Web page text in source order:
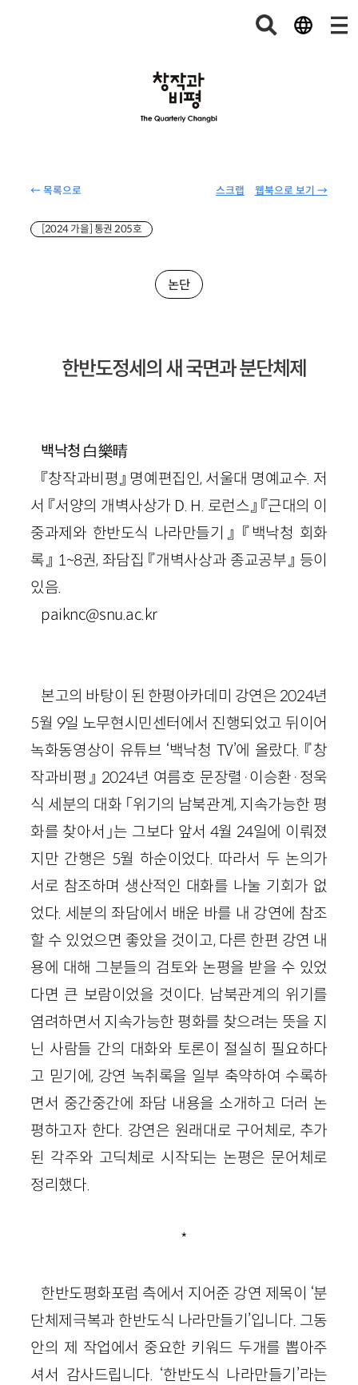
← 목록으로 웹북으로 보기 →
스크랩
[2024 가을] 통권 205호
논단
한반도정세의 새 국면과 분단체제
백낙청 白樂晴
『창작과비평』 명예편집인, 서울대 명예교수. 저
서 『서양의 개벽사상가 D. H. 로런스』 『근대의 이
중과제와 한반도식 나라만들기』 『백낙청 회화
록』 1~8권, 좌담집 『개벽사상과 종교공부』 등이
있음.
paiknc@snu.ac.kr
본고의 바탕이 된 한평아카데미 강연은 2024년
5월 9일 노무현시민센터에서 진행되었고 뒤이어
녹화동영상이 유튜브 ‘백낙청 TV’에 올랐다. 『창
작과비평』 2024년 여름호 문장렬·이승환·정욱
식 세분의 대화 「위기의 남북관계, 지속가능한 평
화를 찾아서」는 그보다 앞서 4월 24일에 이뤄졌
지만 간행은 5월 하순이었다. 따라서 두 논의가
서로 참조하며 생산적인 대화를 나눌 기회가 없
었다. 세분의 좌담에서 배운 바를 내 강연에 참조
할 수 있었으면 좋았을 것이고, 다른 한편 강연 내
용에 대해 그분들의 검토와 논평을 받을 수 있었
다면 큰 보람이었을 것이다. 남북관계의 위기를
염려하면서 지속가능한 평화를 찾으려는 뜻을 지
닌 사람들 간의 대화와 토론이 절실히 필요하다
고 믿기에, 강연 녹취록을 일부 축약하여 수록하
면서 중간중간에 좌담 내용을 소개하고 더러 논
평하고자 한다. 강연은 원래대로 구어체로, 추가
된 각주와 고딕체로 시작되는 논평은 문어체로
정리했다.
*
한반도평화포럼 측에서 지어준 강연 제목이 ‘분
단체제극복과 한반도식 나라만들기’입니다. 그동
안의 제 작업에서 중요한 키워드 두개를 뽑아주
셔서 감사드립니다. ‘한반도식 나라만들기’라는